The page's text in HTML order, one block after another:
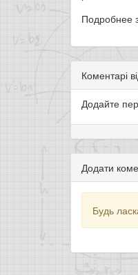
Подробнее
Коментарі
Додайте
Додати
Будь